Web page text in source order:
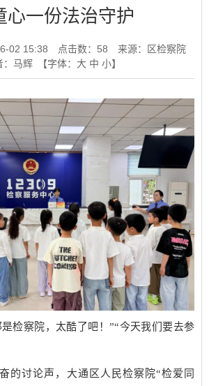
心一份法治守护
02 15:38 点击数： 58
来源：区检察院
：马辉
【字体： 大 中 小】
检察院，太酷了吧！”“今天我们要去参
的讨论声，大通区人民检察院“检爱同